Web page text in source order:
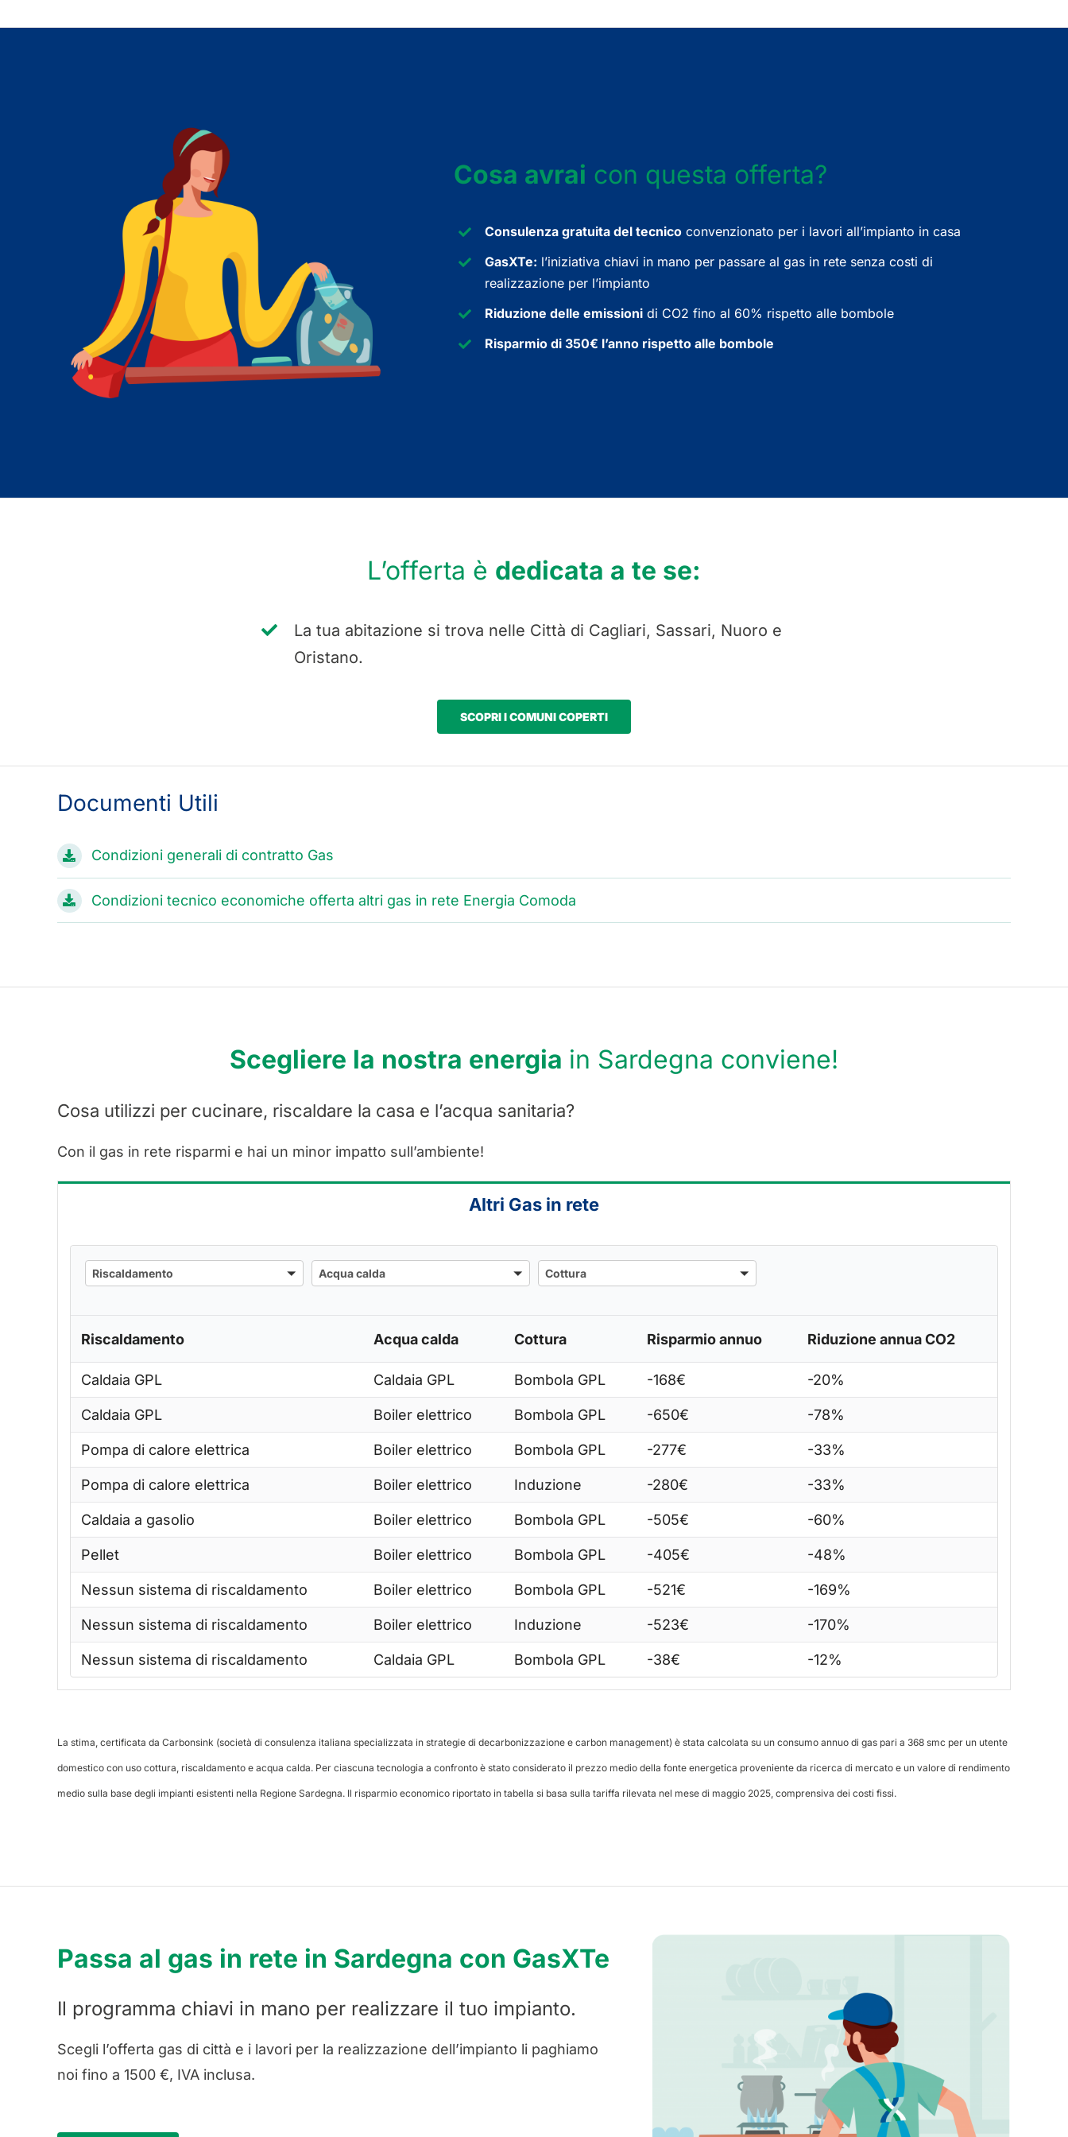
Cosa avrai con questa offerta?
Consulenza gratuita del tecnicoconvenzionato per i lavori all’impianto in casa
GasXTe: l’iniziativa chiavi in mano per passare al gas in rete senza costi di
realizzazione per l’impianto
Riduzione delle emissionidi CO2 fino al 60% rispetto alle bombole
Risparmio di 350€ l’anno rispetto alle bombole
L’offerta è dedicata a te se:
La tua abitazione si trova nelle Città di Cagliari, Sassari, Nuoro e
Oristano.
SCOPRI I COMUNI COPERTI
Documenti Utili
Condizioni generali di contratto Gas
Condizioni tecnico economiche offerta altri gas in rete Energia Comoda
Scegliere la nostra energia in Sardegna conviene!
Cosa utilizzi per cucinare, riscaldare la casa e l’acqua sanitaria?
Con il gas in rete risparmi e hai un minor impatto sull’ambiente!
Altri Gas in rete
Riscaldamento
Riscaldamento
Acqua
Acqua calda Cottura
Cottura
Riscaldamento Acqua calda Cottura Risparmio annuo Riduzione annua CO2
Caldaia GPL Caldaia GPL Bombola GPL -168€ -20%
Caldaia GPL Boiler elettrico Bombola GPL -650€ -78%
Pompa di calore elettrica Boiler elettrico Bombola GPL -277€ -33%
Pompa di calore elettrica Boiler elettrico Induzione -280€ -33%
Caldaia a gasolio Boiler elettrico Bombola GPL -505€ -60%
Pellet Boiler elettrico Bombola GPL -405€ -48%
Nessun sistema di riscaldamento Boiler elettrico Bombola GPL -521€ -169%
Nessun sistema di riscaldamento Boiler elettrico Induzione -523€ -170%
Nessun sistema di riscaldamento Caldaia GPL Bombola GPL -38€ -12%
La stima, certificata da Carbonsink (società di consulenza italiana specializzata in strategie di decarbonizzazione e carbon management) è stata calcolata su un consumo annuo di gas pari a 368 smc per un utente
domestico con uso cottura, riscaldamento e acqua calda. Per ciascuna tecnologia a confronto è stato considerato il prezzo medio della fonte energetica proveniente da ricerca di mercato e un valore di rendimento
medio sulla base degli impianti esistenti nella Regione Sardegna. Il risparmio economico riportato in tabella si basa sulla tariffa rilevata nel mese di maggio 2025, comprensiva dei costi fissi.
Passa al gas in rete in Sardegna con GasXTe
Il programma chiavi in mano per realizzare il tuo impianto.
Scegli l’offerta gas di città e i lavori per la realizzazione dell’impianto li paghiamo
noi fino a 1500 €, IVA inclusa.